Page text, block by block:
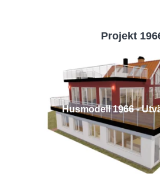
Projekt
Husmodell 1966 -